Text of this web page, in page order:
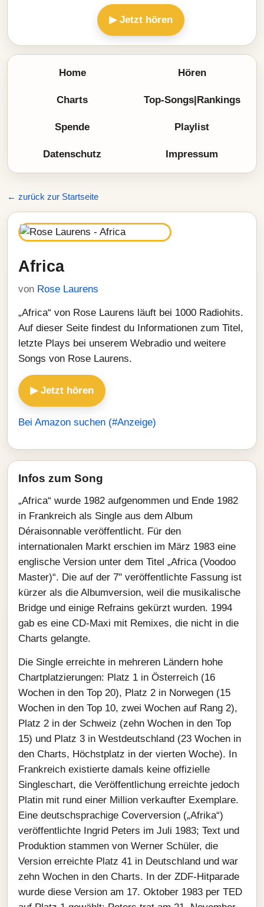
▶ Jetzt hören
Home Hören
Charts Top-Songs|Rankings
Spende Playlist
Datenschutz Impressum
← zurück zur Startseite
Africa
von Rose Laurens
„Africa“ von Rose Laurens läuft bei 1000 Radiohits.
Auf dieser Seite findest du Informationen zum Titel,
letzte Plays bei unserem Webradio und weitere
Songs von Rose Laurens.
▶ Jetzt hören
Bei Amazon suchen (#Anzeige)
Infos zum Song
„Africa“ wurde 1982 aufgenommen und Ende 1982
in Frankreich als Single aus dem Album
Déraisonnable veröffentlicht. Für den
internationalen Markt erschien im März 1983 eine
englische Version unter dem Titel „Africa (Voodoo
Master)“. Die auf der 7" veröffentlichte Fassung ist
kürzer als die Albumversion, weil die musikalische
Bridge und einige Refrains gekürzt wurden. 1994
gab es eine CD-Maxi mit Remixes, die nicht in die
Charts gelangte.
Die Single erreichte in mehreren Ländern hohe
Chartplatzierungen: Platz 1 in Österreich (16
Wochen in den Top 20), Platz 2 in Norwegen (15
Wochen in den Top 10, zwei Wochen auf Rang 2),
Platz 2 in der Schweiz (zehn Wochen in den Top
15) und Platz 3 in Westdeutschland (23 Wochen in
den Charts, Höchstplatz in der vierten Woche). In
Frankreich existierte damals keine offizielle
Singleschart, die Veröffentlichung erreichte jedoch
Platin mit rund einer Million verkaufter Exemplare.
Eine deutschsprachige Coverversion („Afrika“)
veröffentlichte Ingrid Peters im Juli 1983; Text und
Produktion stammen von Werner Schüler, die
Version erreichte Platz 41 in Deutschland und war
zehn Wochen in den Charts. In der ZDF-Hitparade
wurde diese Version am 17. Oktober 1983 per TED